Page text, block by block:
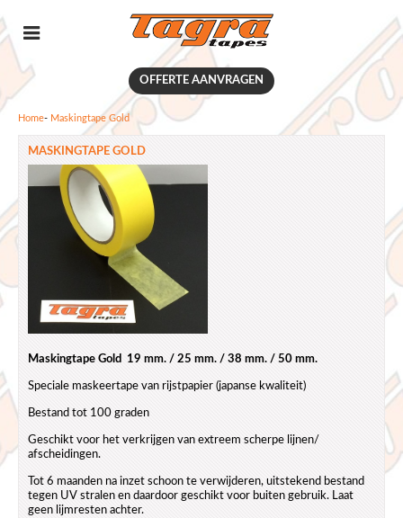
OFFERTE AANVRAGEN
Home- Maskingtape Gold
MASKINGTAPE GOLD
Maskingtape Gold 19 mm. / 25 mm. / 38 mm. / 50 mm.
Speciale maskeertape van rijstpapier (japanse kwaliteit)
Bestand tot 100 graden
Geschikt voor het verkrijgen van extreem scherpe lijnen/
afscheidingen.
Tot 6 maanden na inzet schoon te verwijderen, uitstekend bestand
tegen UV stralen en daardoor geschikt voor buiten gebruik. Laat
geen lijmresten achter.